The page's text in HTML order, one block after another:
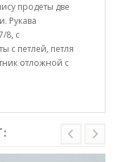
продеты две
Рукава
8, с
с петлей, петля
отложной с